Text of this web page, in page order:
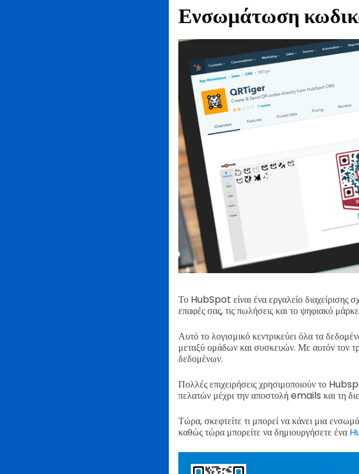
Ενσωμάτωση
Το HubSpot είναι ένα εργαλείο διαχείρισης
επαφές σας, τις πωλήσεις και το ψηφιακό
Αυτό το λογισμικό κεντρικεύει όλα τα
μεταξύ ομάδων και συσκευών. Με αυτόν τον
δεδομένων.
Πολλές επιχειρήσεις χρησιμοποιούν το
πελατών μέχρι την αποστολή emails και τη
Τώρα, σκεφτείτε τι μπορεί να κάνει μια
καθώς τώρα μπορείτε να δημιουργήσετε ένα